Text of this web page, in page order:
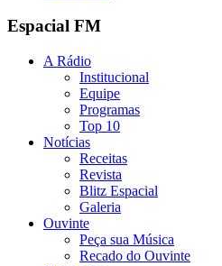
Espacial FM
A Rádio
Institucional
Equipe
Programas
Top 10
Notícias
Receitas
Revista
Blitz Espacial
Galeria
Ouvinte
Peça sua Música
Recado do Ouvinte